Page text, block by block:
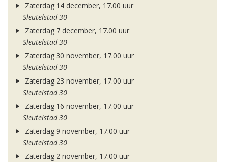
Zaterdag 14 december, 17.00 uur
Sleutelstad 30
Zaterdag 7 december, 17.00 uur
Sleutelstad 30
Zaterdag 30 november, 17.00 uur
Sleutelstad 30
Zaterdag 23 november, 17.00 uur
Sleutelstad 30
Zaterdag 16 november, 17.00 uur
Sleutelstad 30
Zaterdag 9 november, 17.00 uur
Sleutelstad 30
Zaterdag 2 november, 17.00 uur